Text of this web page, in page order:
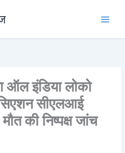
ऑल इंडिया लोको
सीएलआई
की निष्पक्ष जांच